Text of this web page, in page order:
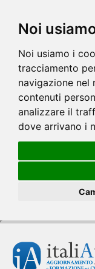
Noi
Noi usiamo i
tracciamento
navigazione
contenuti
analizzare il
dove arrivano i